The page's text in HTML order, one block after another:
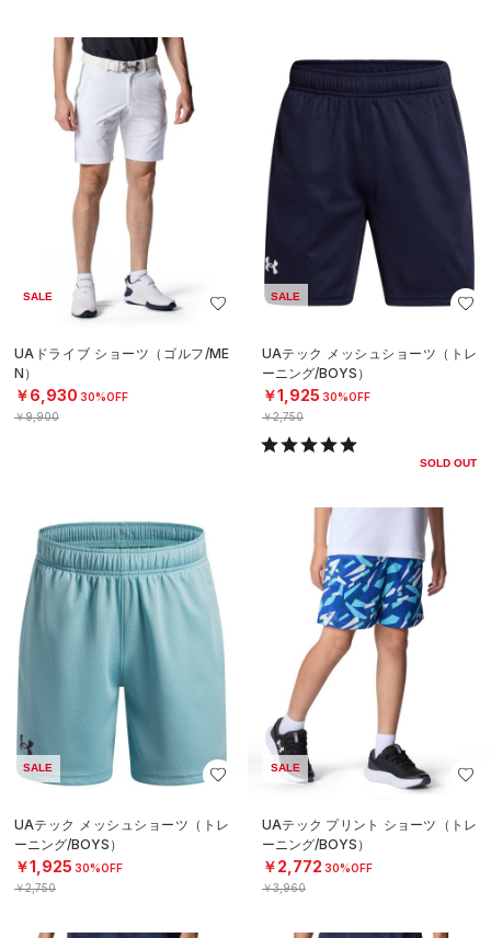
SALE
UAドライブ ショーツ（ゴルフ/ME
N）
￥6,930 30%OFF
￥9,900
SALE
UAテック メッシュショーツ（トレ
ーニング/BOYS）
￥1,925 30%OFF
￥2,750
SOLD OUT
SALE
UAテック メッシュショーツ（トレ
ーニング/BOYS）
￥1,925 30%OFF
￥2,750
SALE
UAテック プリント ショーツ（トレ
ーニング/BOYS）
￥2,772 30%OFF
￥3,960